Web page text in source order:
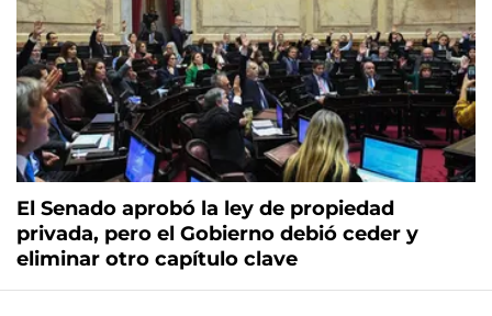
El Senado aprobó la ley de propiedad
privada, pero el Gobierno debió ceder y
eliminar otro capítulo clave